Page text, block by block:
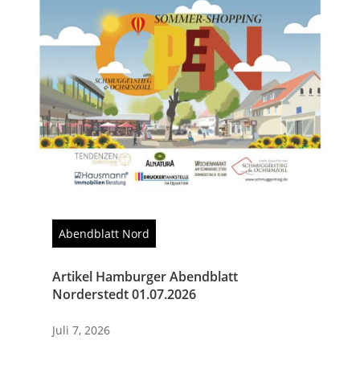
Abendblatt Nord
Artikel Hamburger Abendblatt
Norderstedt 01.07.2026
Juli 7, 2026